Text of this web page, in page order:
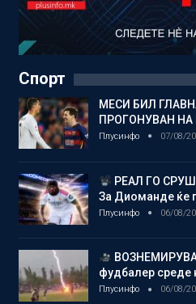
Спорт
МЕСИ БИЛ
ПРОГОНУВАН
Плусинфо 07/08/
РЕАЛ ГО
За Диоманде ќе
Плусинфо 06/08/
фудбалер среде
Плусинфо 06/08/